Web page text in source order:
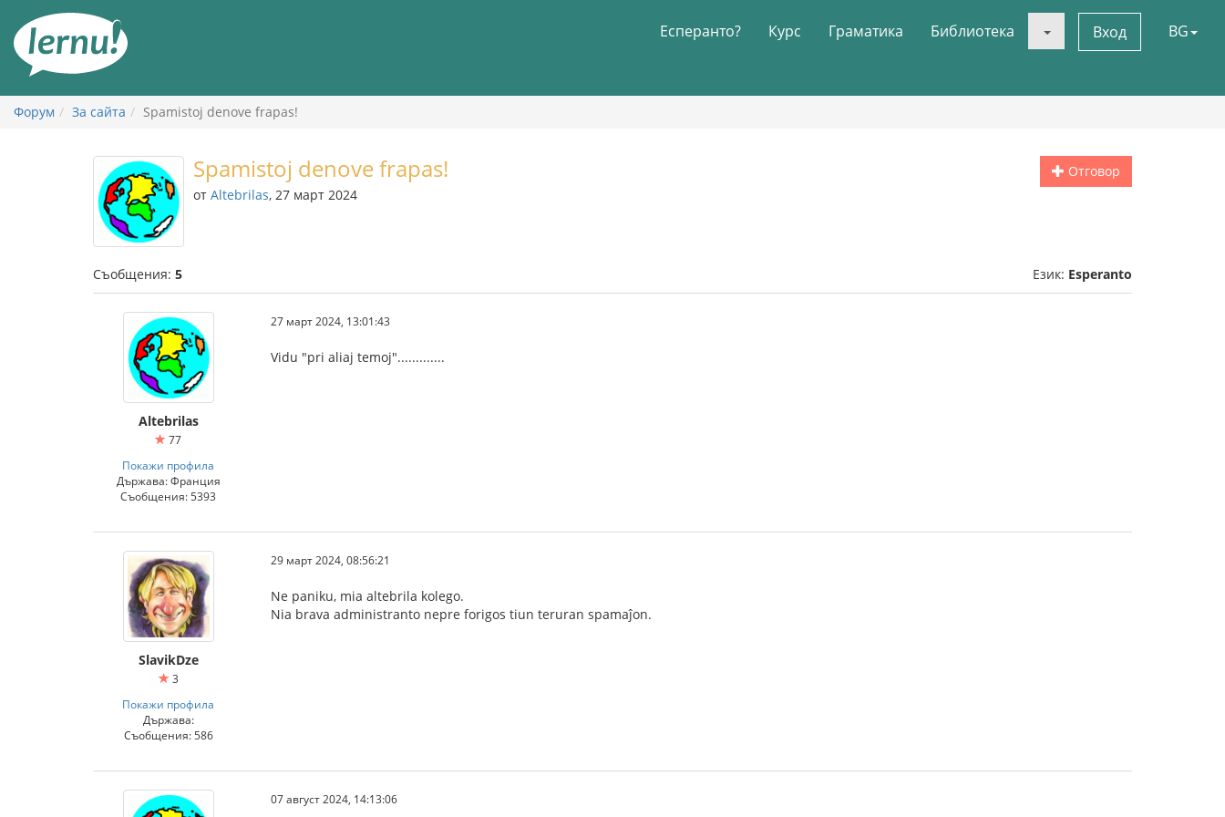
съдържанието
Есперанто? Курс Граматика Библиотека Вход BG
Форум За сайта Spamistoj denove frapas!
Отговор
Spamistoj denove frapas!
от Altebrilas, 27 март 2024
Съобщения: 5 Език: Esperanto
Altebrilas
77
Покажи профила
Държава: Франция
Съобщения: 5393
27 март 2024, 13:01:43
Vidu "pri aliaj temoj".............
SlavikDze
3
Покажи профила
Държава:
Съобщения: 586
29 март 2024, 08:56:21
Ne paniku, mia altebrila kolego.
Nia brava administranto nepre forigos tiun teruran spamaĵon.
07 август 2024, 14:13:06